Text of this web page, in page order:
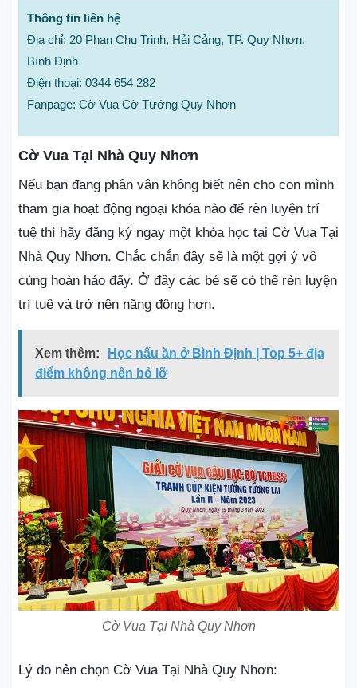
Thông tin liên hệ
Địa chỉ: 20 Phan Chu Trinh, Hải Cảng, TP. Quy Nhơn,
Bình Định
Điện thoại: 0344 654 282
Fanpage: Cờ Vua Cờ Tướng Quy Nhơn
Cờ Vua Tại Nhà Quy Nhơn
Nếu bạn đang phân vân không biết nên cho con mình
tham gia hoạt động ngoại khóa nào để rèn luyện trí
tuệ thì hãy đăng ký ngay một khóa học tại Cờ Vua Tại
Nhà Quy Nhơn. Chắc chắn đây sẽ là một gợi ý vô
cùng hoàn hảo đấy. Ở đây các bé sẽ có thể rèn luyện
trí tuệ và trở nên năng động hơn.
Xem thêm:
Học nấu ăn ở Bình Định | Top 5+ địa
điểm không nên bỏ lỡ
Cờ Vua Tại Nhà Quy Nhơn
Lý do nên chọn Cờ Vua Tại Nhà Quy Nhơn: